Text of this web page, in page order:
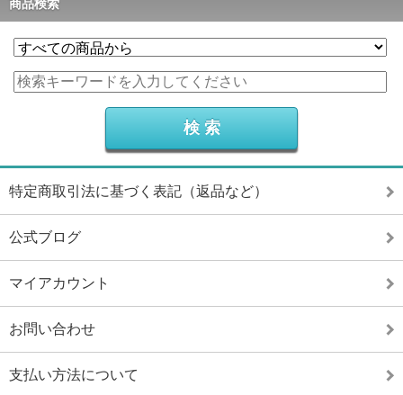
商品検索
特定商取引法に基づく表記（返品など）
公式ブログ
マイアカウント
お問い合わせ
支払い方法について